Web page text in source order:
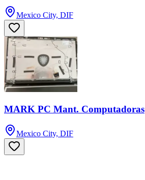
Mexico City, DIF
MARK PC Mant. Computadoras
Mexico City, DIF